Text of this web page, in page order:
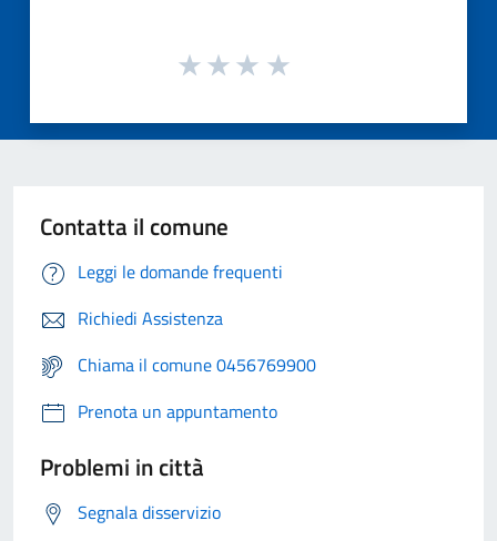
Contatta il comune
Leggi le domande frequenti
Richiedi Assistenza
Chiama il comune 0456769900
Prenota un appuntamento
Problemi in città
Segnala disservizio